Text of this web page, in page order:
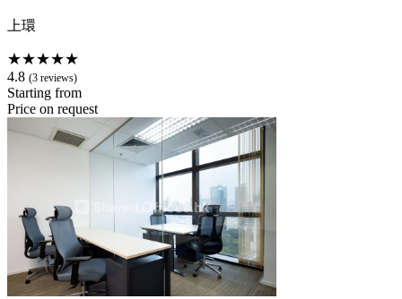
上環
★★★★★
4.8 (3 reviews)
Starting from
Price on request